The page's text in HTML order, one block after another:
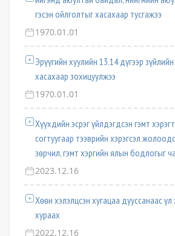
гэсэн ойлголтыг хасахаар тусгажээ
1970.01.01
Эрүүгийн хуулийн 13.14 дүгээр
хасахаар зохицуулжээ
1970.01.01
Хүүхдийн эсрэг үйлдэгдсэн гэмт
согтуугаар тээврийн хэрэгсэл
зөрчил, гэмт хэргийн ялын бодлогыг
2023.12.16
Хөөн хэлэлцсэн хугацаа дууссанаас
хураах
2022.12.16